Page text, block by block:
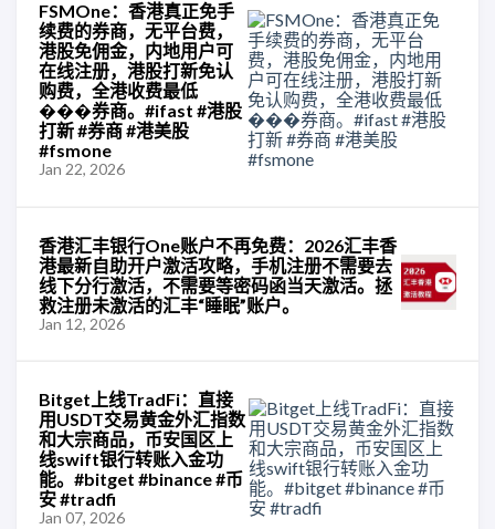
FSMOne：香港真正免手
续费的券商，无平台费，
港股免佣金，内地用户可
在线注册，港股打新免认
购费，全港收费最低
���券商。#ifast #港股
打新 #券商 #港美股
#fsmone
Jan 22, 2026
香港汇丰银行One账户不再免费：2026汇丰香
港最新自助开户激活攻略，手机注册不需要去
线下分行激活，不需要等密码函当天激活。拯
救注册未激活的汇丰“睡眠”账户。
Jan 12, 2026
Bitget上线TradFi：直接
用USDT交易黄金外汇指数
和大宗商品，币安国区上
线swift银行转账入金功
能。#bitget #binance #币
安 #tradfi
Jan 07, 2026